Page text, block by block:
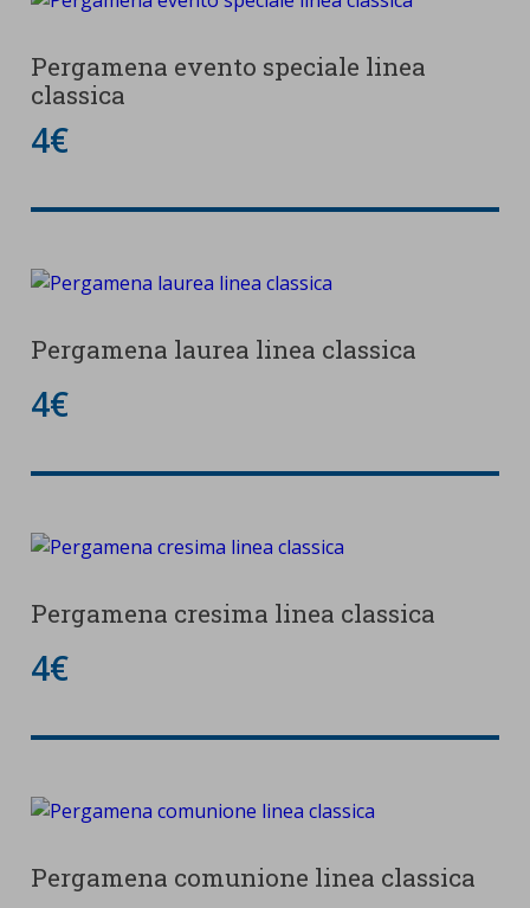
Pergamena evento speciale linea
classica
4€
Pergamena laurea linea classica
4€
Pergamena cresima linea classica
4€
Pergamena comunione linea classica